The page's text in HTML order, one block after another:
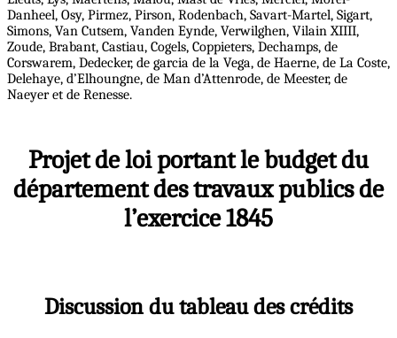
Danheel, Osy, Pirmez, Pirson, Rodenbach, Savart-Martel, Sigart,
Simons, Van Cutsem, Vanden Eynde, Verwilghen, Vilain XIIII,
Zoude, Brabant, Castiau, Cogels, Coppieters, Dechamps, de
Corswarem, Dedecker, de garcia de la Vega, de Haerne, de La Coste,
Delehaye, d’Elhoungne, de Man d’Attenrode, de Meester, de
Naeyer et de Renesse.
Projet de loi portant le budget du
département des travaux publics de
l’exercice 1845
Discussion du tableau des crédits